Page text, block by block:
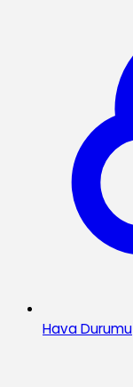
Hava Durumu